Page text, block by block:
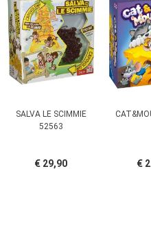
SALVA LE SCIMMIE
52563
€ 29,90 €